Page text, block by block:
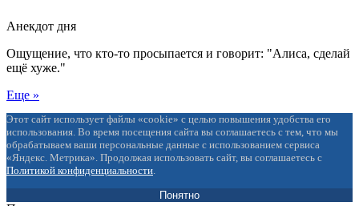
Анекдот дня
Ощущение, что кто-то просыпается и говорит: "Алиса, сделай
ещё хуже."
Еще »
Этот сайт использует файлы «cookie» с целью повышения удобства его
использования. Во время посещения сайта вы соглашаетесь с тем, что мы
обрабатываем ваши персональные данные с использованием сервиса
«Яндекс. Метрика». Продолжая использовать сайт, вы соглашаетесь с
Политикой конфиденциальности
Понятно